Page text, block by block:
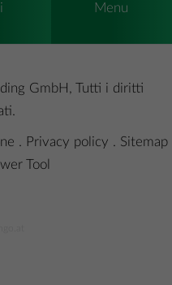
Menu
GmbH, Tutti i diritti
Privacy policy
Sitemap
Tool